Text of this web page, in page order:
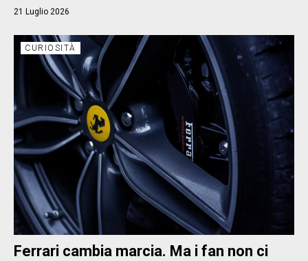
21 Luglio 2026
CURIOSITÀ
Ferrari cambia marcia. Ma i fan non ci